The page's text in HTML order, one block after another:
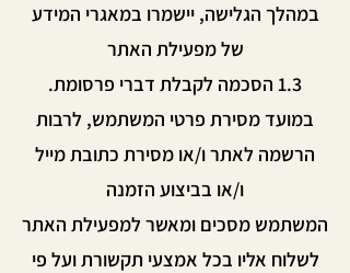
במהלך הגלישה, יישמרו במאגרי המידע
של מפעילת האתר
1.3 הסכמה לקבלת דברי פרסומת.
במועד מסירת פרטי המשתמש, לרבות
הרשמה לאתר ו/או מסירת כתובת מייל
ו/או בביצוע הזמנה
המשתמש מסכים ומאשר למפעילת האתר
לשלוח אליו בכל אמצעי תקשורת ועל פי